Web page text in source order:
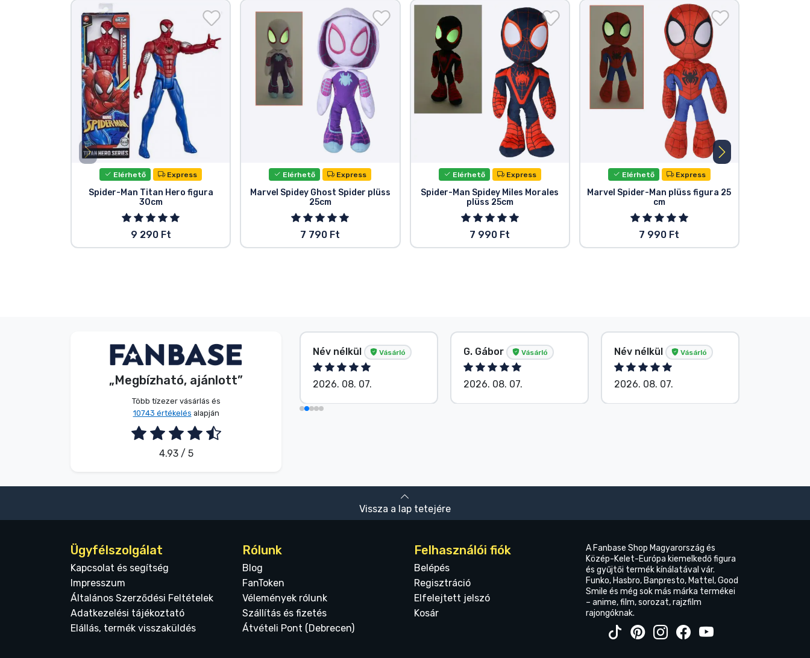
Elérhető Express
Spider-Man Titan Hero figura
30cm
9 290 Ft
Elérhető Express
Marvel Spidey Ghost Spider plüss
25cm
7 790 Ft
Elérhető Express
Spider-Man Spidey Miles Morales
plüss 25cm
7 990 Ft
Elérhető Express
Marvel Spider-Man plüss figura 25
cm
7 990 Ft
„Megbízható, ajánlott”
Több tízezer vásárlás és
10743 értékelés alapján
4.93 / 5
Név nélkül Vásárló
2026. 08. 07.
Név nélkül Vásárló
2026. 08. 07.
G. Gábor Vásárló
2026. 08. 07.
Név nélkül Vásárló
2026. 08. 07.
Vissza a lap tetejére
Ügyfélszolgálat
Kapcsolat és segítség
Impresszum
Általános Szerződési Feltételek
Adatkezelési tájékoztató
Elállás, termék visszaküldés
Rólunk
Blog
FanToken
Vélemények rólunk
Szállítás és fizetés
Átvételi Pont (Debrecen)
Felhasználói fiók
Belépés
Regisztráció
Elfelejtett jelszó
Kosár
A Fanbase Shop Magyarország és
Közép-Kelet-Európa kiemelkedő figura
és gyűjtői termék kínálatával vár.
Funko, Hasbro, Banpresto, Mattel, Good
Smile és még sok más márka termékei
– anime, film, sorozat, rajzfilm
rajongóknak.